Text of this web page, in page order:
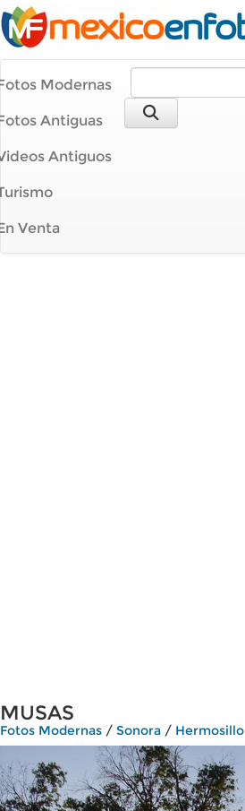
Modernas
Antiguas
Antiguos
Venta
MUSAS
Fotos Modernas / Sonora / Hermosillo